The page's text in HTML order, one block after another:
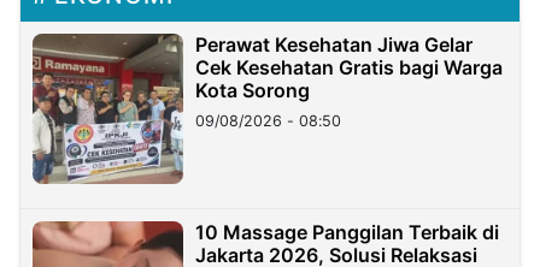
Perawat Kesehatan Jiwa Gelar
Cek Kesehatan Gratis bagi Warga
Kota Sorong
09/08/2026 - 08:50
10 Massage Panggilan Terbaik di
Jakarta 2026, Solusi Relaksasi